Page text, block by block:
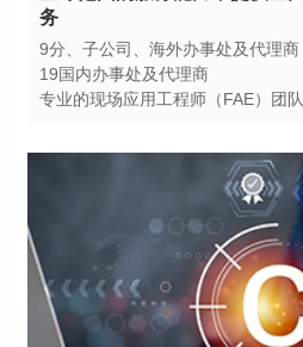
务
9分、子公司、海外办事处及代理商
19国内办事处及代理商
专业的现场应用工程师（FAE）团队